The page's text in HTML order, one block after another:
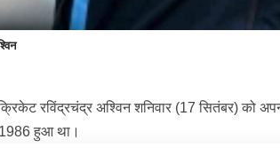
रविंद्रचंद्र अश्विन शनिवार (17 सितंबर) को
हुआ था।